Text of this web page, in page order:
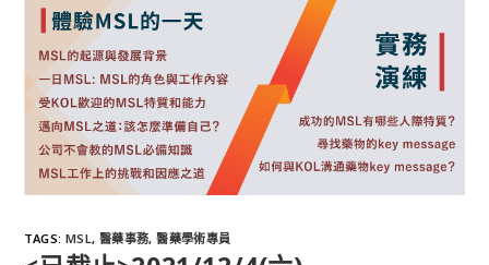
TAGS: MSL, 醫藥事務, 醫藥學術專員